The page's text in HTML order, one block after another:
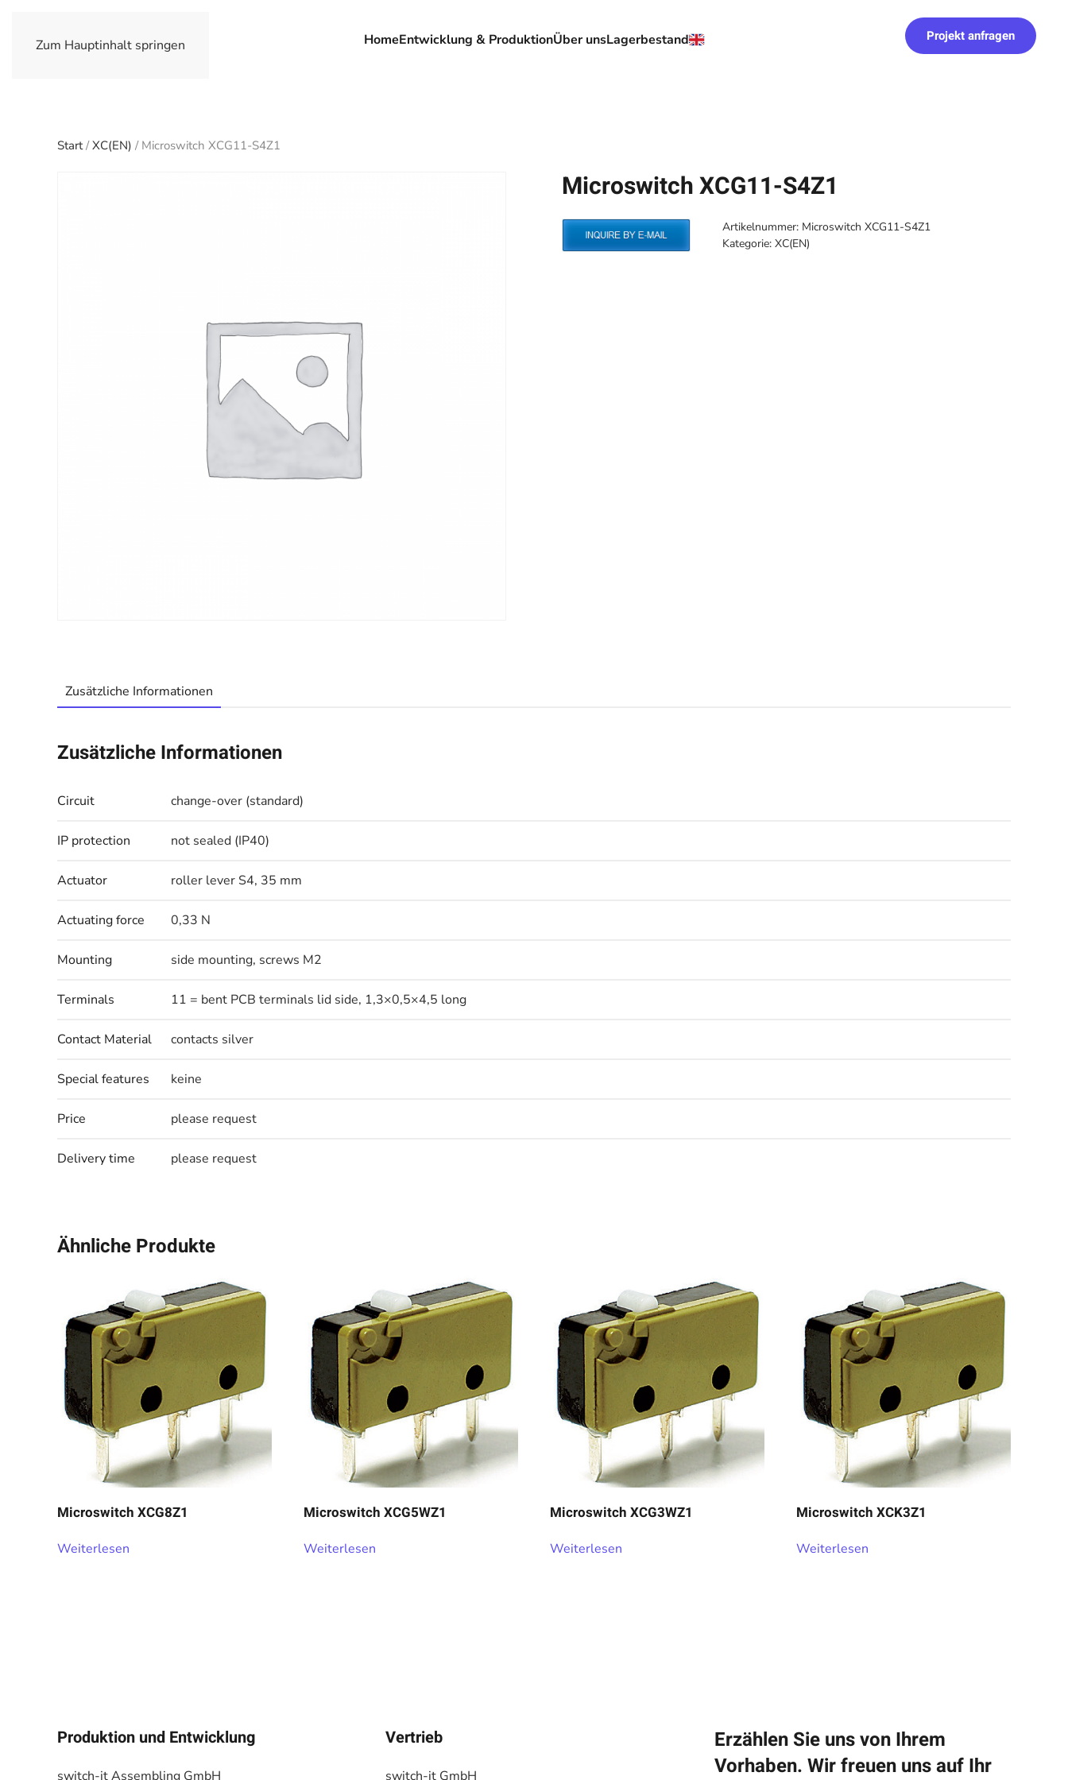
Zum Hauptinhalt springen HomeEntwicklung & ProduktionÜber unsLagerbestand Projekt anfragen
Start/XC(EN) / Microswitch XCG11-S4Z1
Microswitch XCG11-S4Z1
Artikelnummer: Microswitch XCG11-S4Z1
Kategorie: XC(EN)
Zusätzliche Informationen
Zusätzliche Informationen
Circuit change-over (standard)
IP protection not sealed (IP40)
Actuator roller lever S4, 35 mm
Actuating force 0,33 N
Mounting side mounting, screws M2
Terminals 11 = bent PCB terminals lid side, 1,3×0,5×4,5 long
Contact Material contacts silver
Special features keine
Price please request
Delivery time please request
Ähnliche Produkte
Microswitch XCG8Z1
Weiterlesen
Microswitch XCG5WZ1
Weiterlesen
Microswitch XCG3WZ1
Weiterlesen
Microswitch XCK3Z1
Weiterlesen
Produktion und Entwicklung
switch-it Assembling GmbH
Vertrieb
switch-it GmbH
Erzählen Sie uns von Ihrem
Vorhaben. Wir freuen uns auf Ihr